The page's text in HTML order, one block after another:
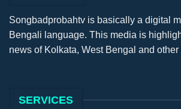
Songbadprobahtv is basically a digital
Bengali language. This media is
news of Kolkata, West Bengal and other
SERVICES